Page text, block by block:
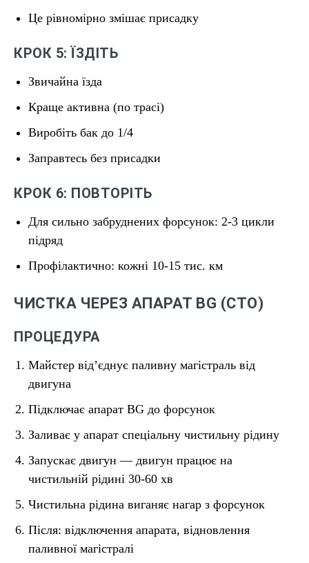
Це рівномірно змішає присадку
КРОК 5: ЇЗДІТЬ
Звичайна їзда
Краще активна (по трасі)
Виробіть бак до 1/4
Заправтесь без присадки
КРОК 6: ПОВТОРІТЬ
Для сильно забруднених форсунок: 2-3 цикли
підряд
Профілактично: кожні 10-15 тис. км
ЧИСТКА ЧЕРЕЗ АПАРАТ BG (СТО)
ПРОЦЕДУРА
Майстер від’єднує паливну магістраль від
двигуна
Підключає апарат BG до форсунок
Заливає у апарат спеціальну чистильну рідину
Запускає двигун — двигун працює на
чистильній рідині 30-60 хв
Чистильна рідина виганяє нагар з форсунок
Після: відключення апарата, відновлення
паливної магістралі